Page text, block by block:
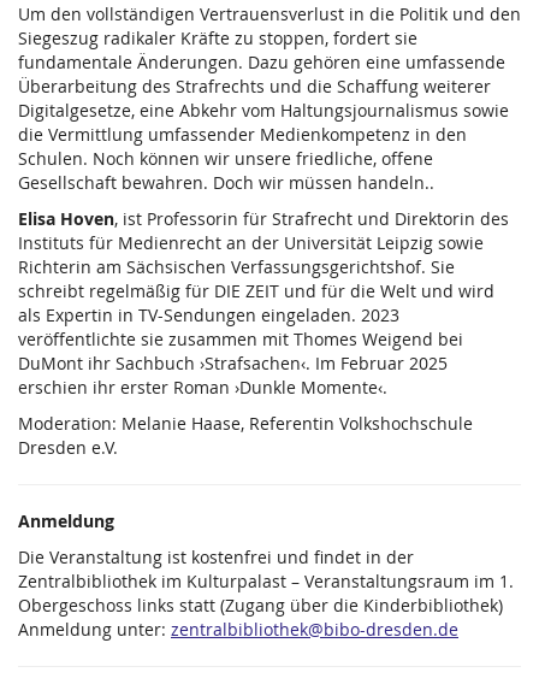
Um den vollständigen Vertrauensverlust in die Politik und den
Siegeszug radikaler Kräfte zu stoppen, fordert sie
fundamentale Änderungen. Dazu gehören eine umfassende
Überarbeitung des Strafrechts und die Schaffung weiterer
Digitalgesetze, eine Abkehr vom Haltungsjournalismus sowie
die Vermittlung umfassender Medienkompetenz in den
Schulen. Noch können wir unsere friedliche, offene
Gesellschaft bewahren. Doch wir müssen handeln..
Elisa Hoven, ist Professorin für Strafrecht und Direktorin des
Instituts für Medienrecht an der Universität Leipzig sowie
Richterin am Sächsischen Verfassungsgerichtshof. Sie
schreibt regelmäßig für DIE ZEIT und für die Welt und wird
als Expertin in TV-Sendungen eingeladen. 2023
veröffentlichte sie zusammen mit Thomes Weigend bei
DuMont ihr Sachbuch ›Strafsachen‹. Im Februar 2025
erschien ihr erster Roman ›Dunkle Momente‹.
Moderation: Melanie Haase, Referentin Volkshochschule
Dresden e.V.
Anmeldung
Die Veranstaltung ist kostenfrei und findet in der
Zentralbibliothek im Kulturpalast – Veranstaltungsraum im 1.
Obergeschoss links statt (Zugang über die Kinderbibliothek)
Anmeldung unter: zentralbibliothek@bibo-dresden.de